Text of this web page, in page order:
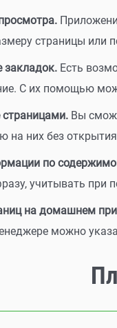
страницы или
закладок. Есть
С их помощью
страницами. Вы
на них без
по
учитывать при
на домашнем
можно